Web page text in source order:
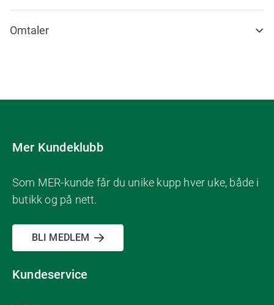
Omtaler
Mer Kundeklubb
Som MER-kunde får du unike kupp hver uke, både i
butikk og på nett.
BLI MEDLEM
Kundeservice